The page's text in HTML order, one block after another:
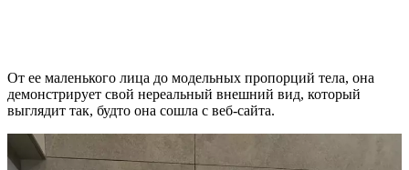
От ее маленького лица до модельных пропорций тела, она
демонстрирует свой нереальный внешний вид, который
выглядит так, будто она сошла с веб-сайта.